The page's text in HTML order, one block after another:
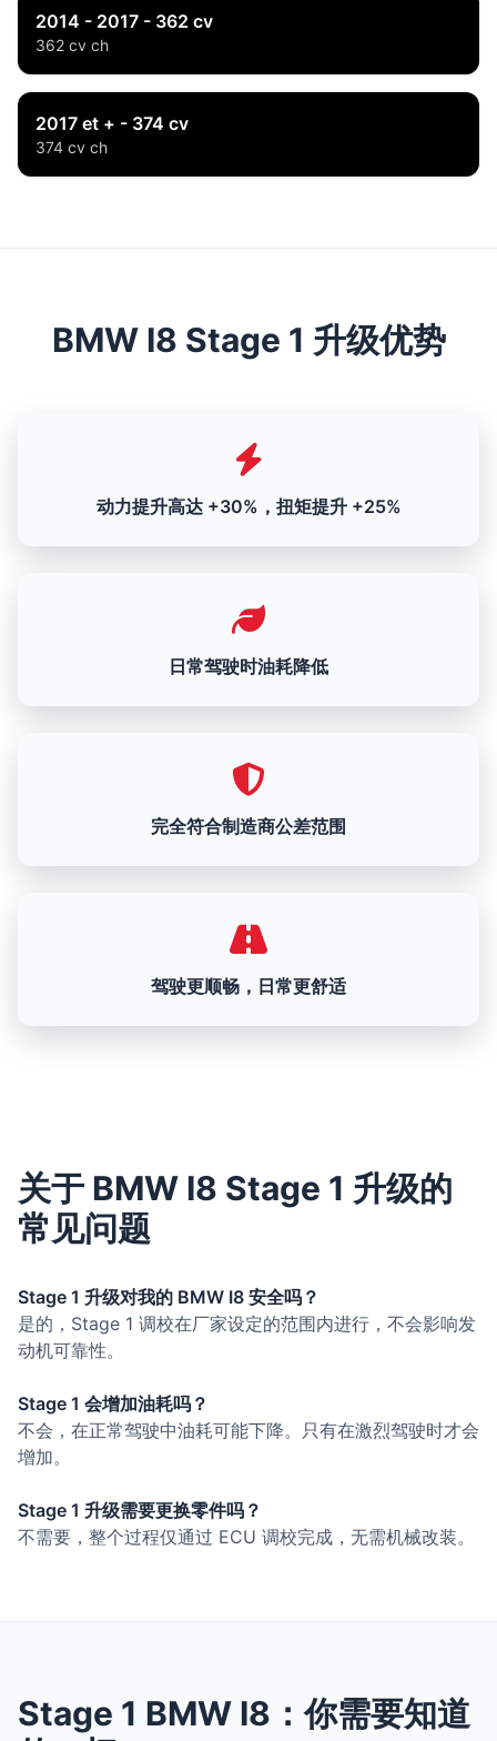
2014 - 2017 - 362 cv
362 cv ch
2017 et + - 374 cv
374 cv ch
BMW I8 Stage 1 升级优势
动力提升高达 +30%，扭矩提升 +25%
日常驾驶时油耗降低
完全符合制造商公差范围
驾驶更顺畅，日常更舒适
关于 BMW I8 Stage 1 升级的
常见问题
Stage 1 升级对我的 BMW I8 安全吗？
是的，Stage 1 调校在厂家设定的范围内进行，不会影响发
动机可靠性。
Stage 1 会增加油耗吗？
不会，在正常驾驶中油耗可能下降。只有在激烈驾驶时才会
增加。
Stage 1 升级需要更换零件吗？
不需要，整个过程仅通过 ECU 调校完成，无需机械改装。
Stage 1 BMW I8：你需要知道